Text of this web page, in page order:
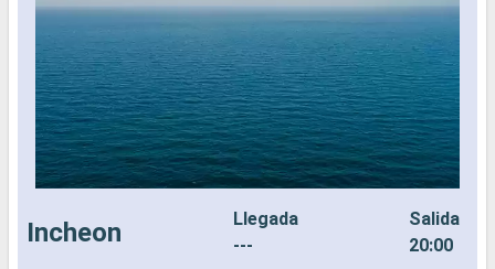
Incheon
Llegada
---
Salida
20:00